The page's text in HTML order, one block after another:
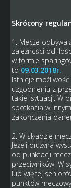
Skrócony
1. Mecze
zależności od
w formie
to 09.03.2018r.
Istnieje
uzgodnieniu z
takiej sytuacji. W
spotkania w
zakończenia
2. W składzie
Jeżeli drużyna
od punktacji
przeciwników. W
lub więcej
punktów